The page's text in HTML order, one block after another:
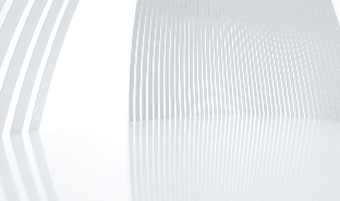
Категория
Новости
Контакты